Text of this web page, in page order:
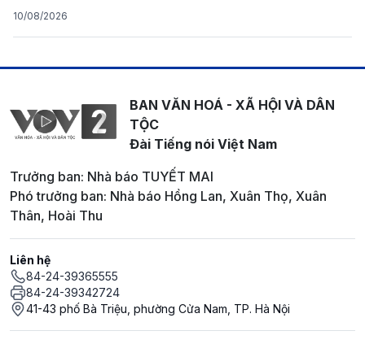
10/08/2026
BAN VĂN HOÁ - XÃ HỘI VÀ DÂN
TỘC
Đài Tiếng nói Việt Nam
Trưởng ban: Nhà báo TUYẾT MAI
Phó trưởng ban: Nhà báo Hồng Lan, Xuân Thọ, Xuân
Thân, Hoài Thu
Liên hệ
84-24-39365555
84-24-39342724
41-43 phố Bà Triệu, phường Cửa Nam, TP. Hà Nội